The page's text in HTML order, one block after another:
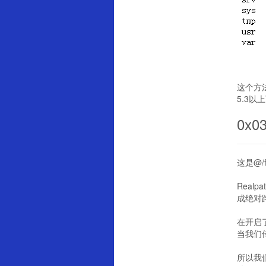
这个方
5.3以
这是
成绝对
在开启
当我们
所以我